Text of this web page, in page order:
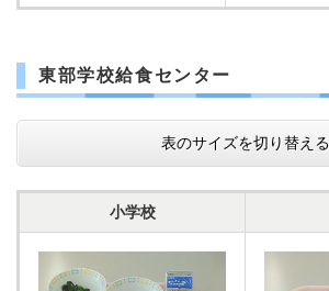
東部学校給食センター
表のサイズを切り替える
小学校